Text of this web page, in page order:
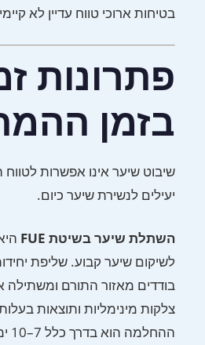
בטיחות ארוכי טווח עדיין לא
פתרונות
בזמן
שיבוט שיער אינו אפשרות לטווח
יעילים לנשירת שיער כיום.
השתלת שיער בשיטת FUE
היא
לשיקום שיער קבוע. שליפת
בודדים מאזור התורם ומשתילה
צלקות מינימליות ותוצאות